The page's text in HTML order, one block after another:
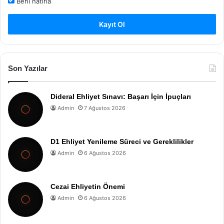
Kayıt Ol
Son Yazılar
Dideral Ehliyet Sınavı: Başarı İçin İpuçları
Admin 7 Ağustos 2026
D1 Ehliyet Yenileme Süreci ve Gereklilikler
Admin 6 Ağustos 2026
Cezai Ehliyetin Önemi
Admin 6 Ağustos 2026